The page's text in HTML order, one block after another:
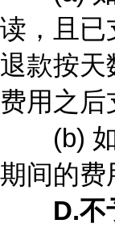
读，且已
退款按天
费用之后
(b) 如
期间的费
D.不